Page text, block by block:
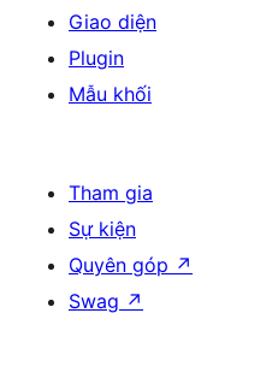
Giao diện
Plugin
Mẫu khối
Tham gia
Sự kiện
Quyên góp ↗
Swag ↗